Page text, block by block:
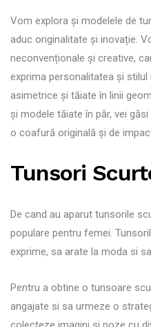
Vom explora și modelele de
aduc originalitate și inovație.
neconvenționale și creative,
exprima personalitatea și
asimetrice și tăiate în linii
și modele tăiate în păr, vei
o coafură originală și de
Tunsori
De cand au aparut tunsorile
populare pentru femei.
exprime, sa arate la moda si
Pentru a obtine o tunsoare
angajate si sa urmeze o